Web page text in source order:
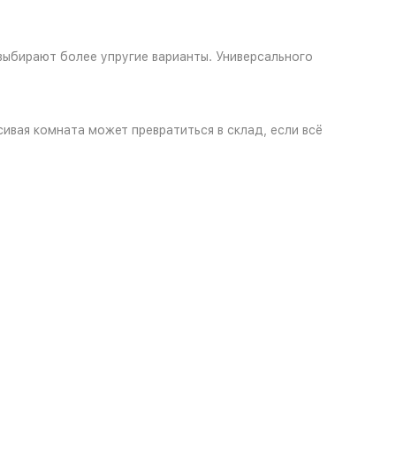
более упругие варианты. Универсального
комната может превратиться в склад, если всё